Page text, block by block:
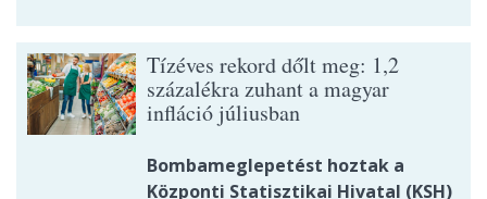
Tízéves rekord dőlt meg: 1,2
százalékra zuhant a magyar
infláció júliusban
Bombameglepetést hoztak a
Központi Statisztikai Hivatal (KSH)